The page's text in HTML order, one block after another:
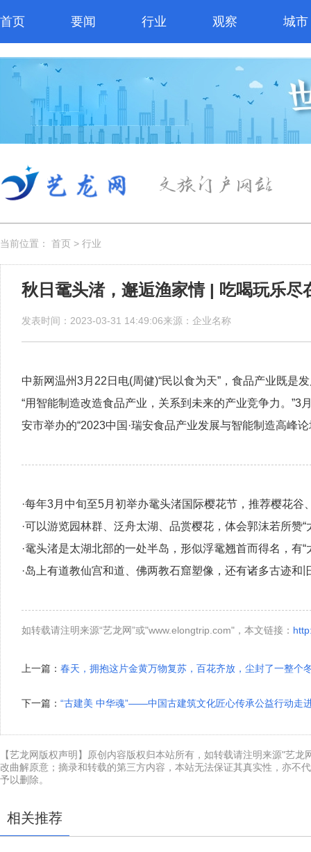
首页 要闻 行业 观察 城市
当前位置： 首页 > 行业
秋日鼋头渚，邂逅渔家情 | 吃喝玩乐尽
发表时间：2023-03-31 14:49:06来源：企业名称
中新网温州3月22日电(周健)“民以食为天”，食品产业既是
“用智能制造改造食品产业，关系到未来的产业竞争力。
安市举办的“2023中国·瑞安食品产业发展与智能制造高峰
·每年3月中旬至5月初举办鼋头渚国际樱花节，推荐樱花
·可以游览园林群、泛舟太湖、品赏樱花，体会郭沫若所赞
·鼋头渚是太湖北部的一处半岛，形似浮鼋翘首而得名，有“
·岛上有道教仙宫和道、佛两教石窟塑像，还有诸多古迹和
如转载请注明来源“艺龙网”或"www.elongtrip.com"，本文链接：
上一篇： 春天，拥抱这片金黄万物复苏，百花齐放，尘封了一整个
下一篇： “古建美 中华魂”——中国古建筑文化匠心传承公益行动走
【艺龙网版权声明】原创内容版权归本站所有，如转载请注明来源"艺
改曲解原意；摘录和转载的第三方内容，本站无法保证其真实性，亦不
予以删除。
相关推荐